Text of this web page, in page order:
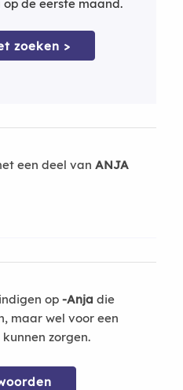
de eerste maand.
zoeken >
een deel van ANJA
op -Anja die
maar wel voor een
zorgen.